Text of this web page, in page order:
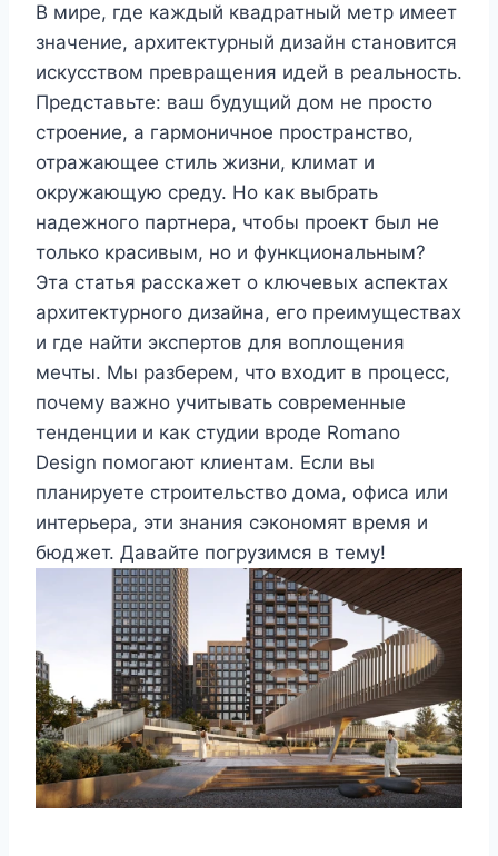
В мире, где каждый квадратный метр имеет
значение, архитектурный дизайн становится
искусством превращения идей в реальность.
Представьте: ваш будущий дом не просто
строение, а гармоничное пространство,
отражающее стиль жизни, климат и
окружающую среду. Но как выбрать
надежного партнера, чтобы проект был не
только красивым, но и функциональным?
Эта статья расскажет о ключевых аспектах
архитектурного дизайна, его преимуществах
и где найти экспертов для воплощения
мечты. Мы разберем, что входит в процесс,
почему важно учитывать современные
тенденции и как студии вроде Romano
Design помогают клиентам. Если вы
планируете строительство дома, офиса или
интерьера, эти знания сэкономят время и
бюджет. Давайте погрузимся в тему!